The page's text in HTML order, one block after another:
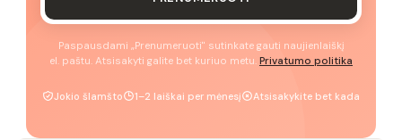
Paspausdami „Prenumeruoti" sutinkate gauti naujienlaiškį
el. paštu. Atsisakyti galite bet kuriuo metu. Privatumo politika
Jokio šlamšto 1–2 laiškai per mėnesį Atsisakykite bet kada